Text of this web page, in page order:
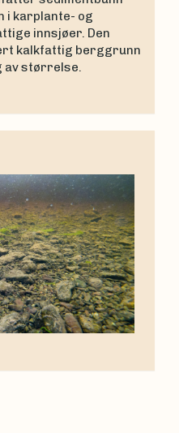
i karplante- og
innsjøer. Den
kalkfattig berggrunn
av størrelse.